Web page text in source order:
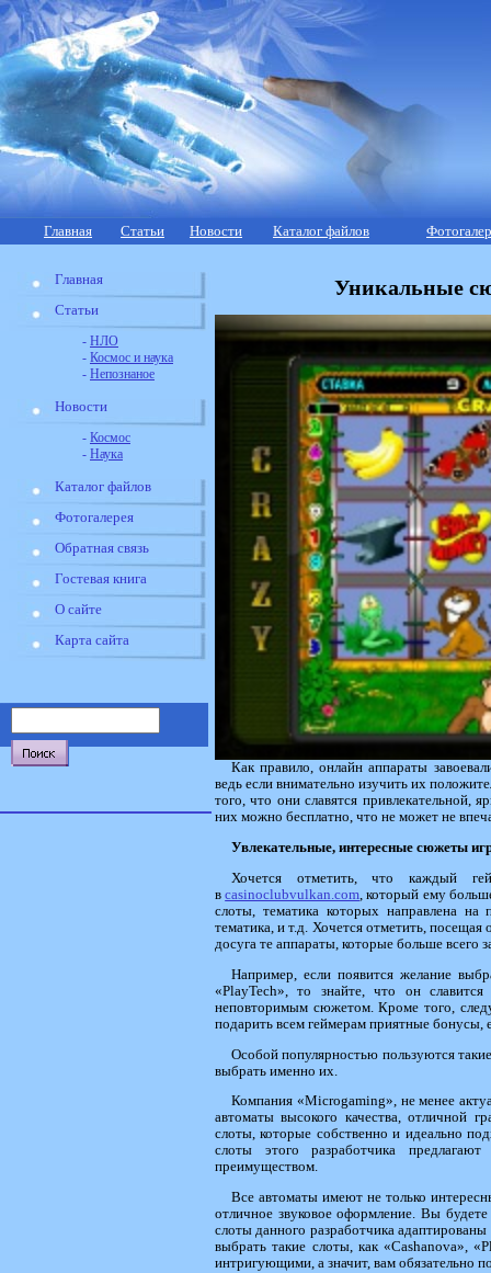
Главная Статьи Новости Каталог файлов
Главная
Статьи
- НЛО
- Космос и наука
- Непознаное
Новости
- Космос
- Наука
Каталог файлов
Фотогалерея
Обратная связь
Гостевая книга
О сайте
Карта сайта
Уникальные
Как правило, онлайн аппараты
ведь если внимательно изучить их
того, что они славятся привлекательной,
них можно бесплатно, что не может не
Увлекательные, интересные сюжеты
Хочется отметить, что каждый
вcasinoclubvulkan.com, который ему
слоты, тематика которых направлена на
тематика, и т.д. Хочется отметить,
досуга те аппараты, которые больше всего
Например, если появится желание
«PlayTech», то знайте, что он
неповторимым сюжетом. Кроме того,
подарить всем геймерам приятные бонусы,
Особой популярностью пользуются
выбрать именно их.
Компания «Microgaming», не менее
автоматы высокого качества, отличной
слоты, которые собственно и идеально
слоты этого разработчика
преимуществом.
Все автоматы имеют не только
отличное звуковое оформление. Вы
слоты данного разработчика
выбрать такие слоты, как «Cashanova»,
интригующими, а значит, вам обязательно